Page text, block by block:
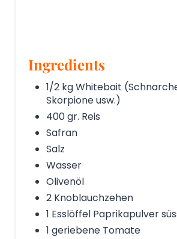
Ingredients
1/2 kg Whitebait
Skorpione usw.)
400 gr. Reis
Safran
Salz
Wasser
Olivenöl
2 Knoblauchzehen
1 Esslöffel Paprikapulver
1 geriebene Tomate